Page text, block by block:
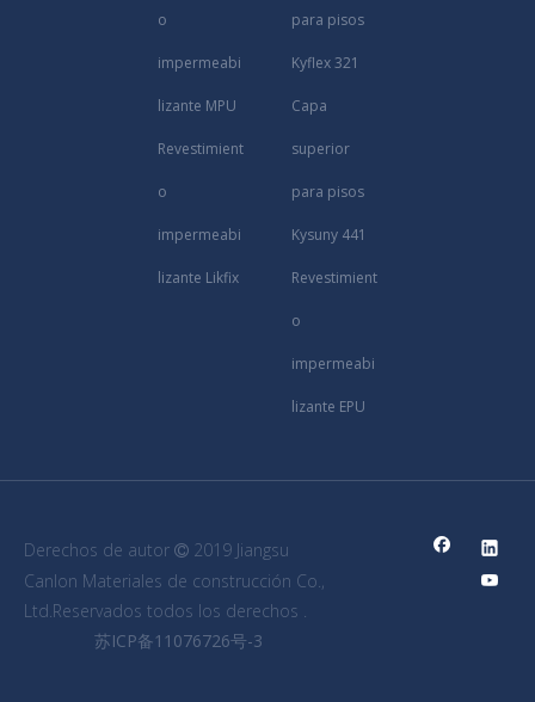
o
impermeabi
lizante MPU
Revestimient
o
impermeabi
lizante Likfix
para pisos
Kyflex 321
Capa
superior
para pisos
Kysuny 441
Revestimient
o
impermeabi
lizante EPU
Derechos de autor  2019 Jiangsu
Canlon Materiales de construcción Co.,
Ltd.Reservados todos los derechos .
苏ICP备11076726号-3